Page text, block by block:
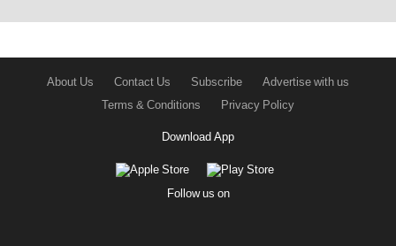
About Us Contact Us Subscribe
Advertise with us
Terms & Conditions
Privacy Policy
Download App
Follow us on